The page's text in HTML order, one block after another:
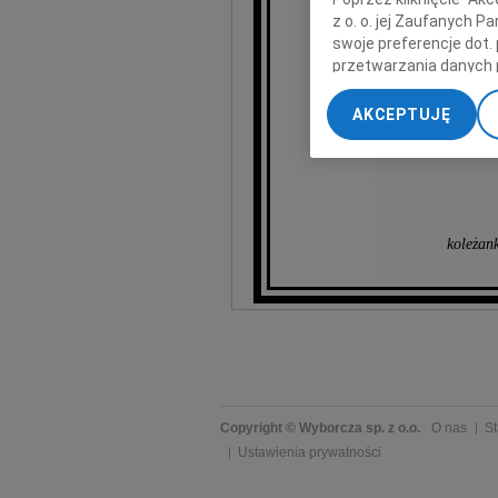
Copyright © Wyborcza sp. z o.o. O nas
Ustawienia prywatności
z o. o. jej Zaufanych
swoje preferencje dot.
przetwarzania danych
„Ustawienia
My, nasi Zaufani
dokładnych danych
Przechowywanie
treści, badnie
AKCEPTUJĘ